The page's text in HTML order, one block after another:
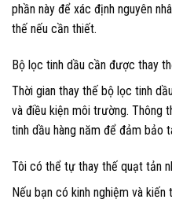
phần này để xác định nguyên
thế nếu cần thiết.
Bộ lọc tinh dầu cần được thay
Thời gian thay thế bộ lọc tinh
và điều kiện môi trường. Thông
tinh dầu hàng năm để đảm bảo
Tôi có thể tự thay thế quạt tản
Nếu bạn có kinh nghiệm và